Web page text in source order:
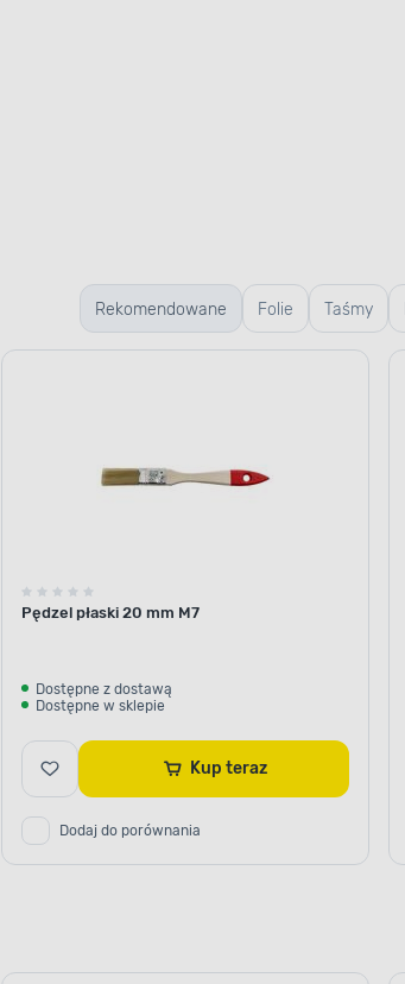
Rekomendowane Folie Taśmy
Pędzel płaski 20 mm M7
Dostępne z dostawą
Dostępne w sklepie
Kup teraz
Dodaj do porównania